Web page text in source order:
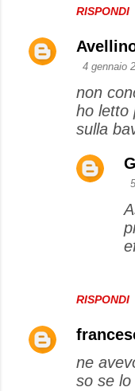
RISPONDI
4 gennaio
non
ho letto
sulla
RISPONDI
ne
so se lo